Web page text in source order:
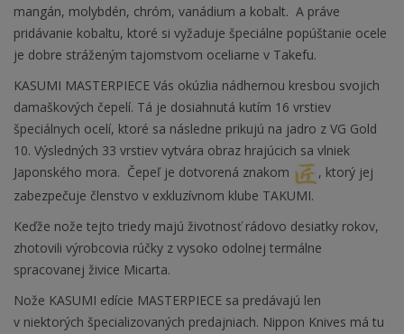
mangán, molybdén, chróm, vanádium a kobalt. A práve
pridávanie kobaltu, ktoré si vyžaduje špeciálne popúštanie ocele
je dobre stráženým tajomstvom oceliarne v Takefu.
KASUMI MASTERPIECE Vás okúzlia nádhernou kresbou svojich
damaškových čepelí. Tá je dosiahnutá kutím 16 vrstiev
špeciálnych ocelí, ktoré sa následne prikujú na jadro z VG Gold
10. Výsledných 33 vrstiev vytvára obraz hrajúcich sa vlniek
Japonského mora. Čepeľ je dotvorená znakom
, ktorý jej
zabezpečuje členstvo v exkluzívnom klube TAKUMI.
Keďže nože tejto triedy majú životnosť rádovo desiatky rokov,
zhotovili výrobcovia rúčky z vysoko odolnej termálne
spracovanej živice Micarta.
Nože KASUMI edície MASTERPIECE sa predávajú len
v niektorých špecializovaných predajniach. Nippon Knives má tu